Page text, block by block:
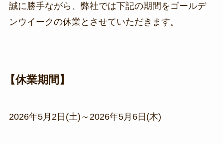
誠に勝手ながら、弊社では下記の期間をゴールデ
ンウイークの休業とさせていただきます。
【休業期間】
2026年5月2日(土)～2026年5月6日(木)